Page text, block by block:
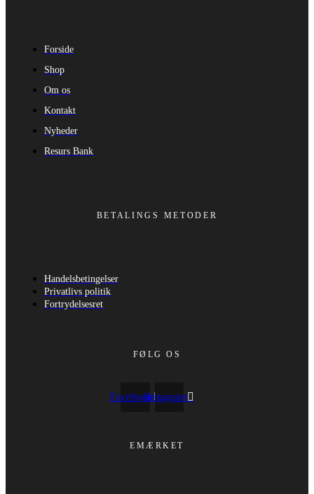
Forside
Shop
Om os
Kontakt
Nyheder
Resurs Bank
BETALINGS METODER
Handelsbetingelser
Privatlivs politik
Fortrydelsesret
FØLG OS
FacebookInstagram
EMÆRKET